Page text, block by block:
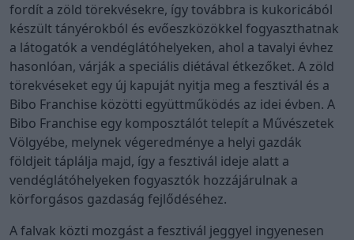
fordít a zöld törekvésekre, így továbbra is kukoricából
készült tányérokból és evőeszközökkel fogyaszthatnak
a látogatók a vendéglátóhelyeken, ahol a tavalyi évhez
hasonlóan, várják a speciális diétával étkezőket. A zöld
törekvéseket egy új kapuját nyitja meg a fesztivál és a
Bibo Franchise közötti együttműködés az idei évben. A
Bibo Franchise egy komposztálót telepít a Művészetek
Völgyébe, melynek végeredménye a helyi gazdák
földjeit táplálja majd, így a fesztivál ideje alatt a
vendéglátóhelyeken fogyasztók hozzájárulnak a
körforgásos gazdaság fejlődéséhez.
A falvak közti mozgást a fesztivál jeggyel ingyenesen